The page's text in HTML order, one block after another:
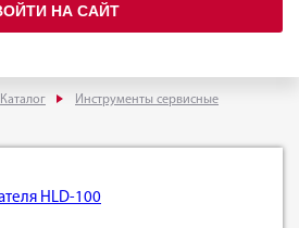
НА САЙТ
Каталог
Инструменты сервисные